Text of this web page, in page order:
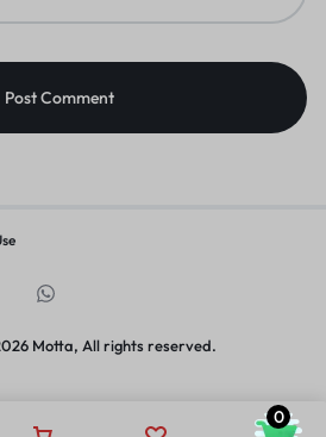
Motta, All rights reserved.
0